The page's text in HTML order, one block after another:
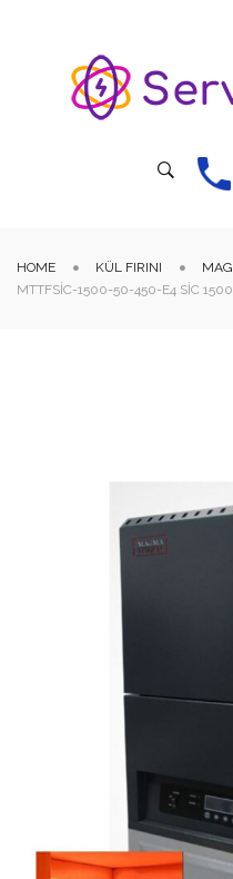
HOME KÜL FIRINI
MTTFSIC-1500-50-450-E4 SİC